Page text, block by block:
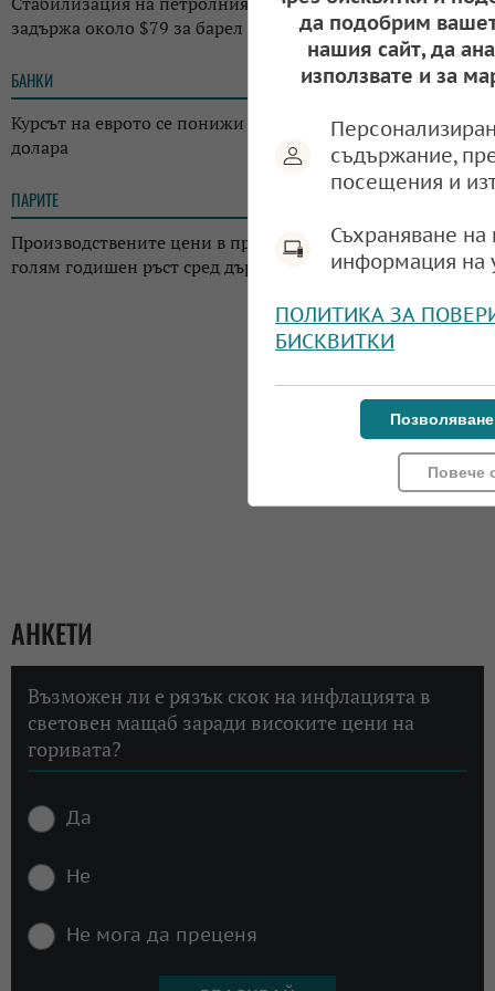
задържа около $79 за барел
БАНКИ 11:46
Курсът на еврото се понижи незначително спрямо
долара
ПАРИТЕ
Производствените цени в промишлеността у нас с най-
голям годишен ръст сред държавите от ЕС
АНКЕТИ
Възможен ли е рязък скок на инфлацията в
световен мащаб заради високите цени на
горивата?
Да
Не
Не мога да преценя
да подобрим
нашия сайт, да
използвате и за
съдържание,
посещения и
Съхраняване
информация на
ПОЛИТИКА ЗА
БИСКВИТКИ
Повече